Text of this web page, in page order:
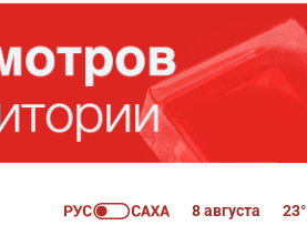
8 августа 23°